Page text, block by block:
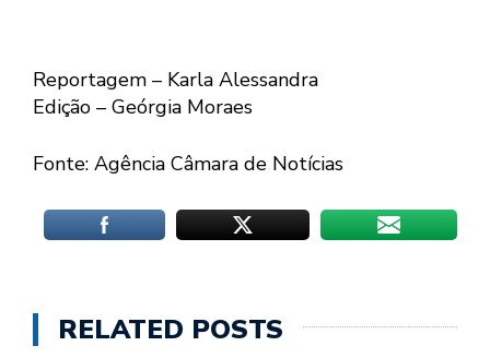
Reportagem – Karla Alessandra
Edição – Geórgia Moraes
Fonte: Agência Câmara de Notícias
RELATED POSTS